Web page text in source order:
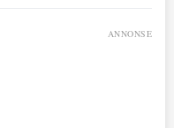
ANNONSE